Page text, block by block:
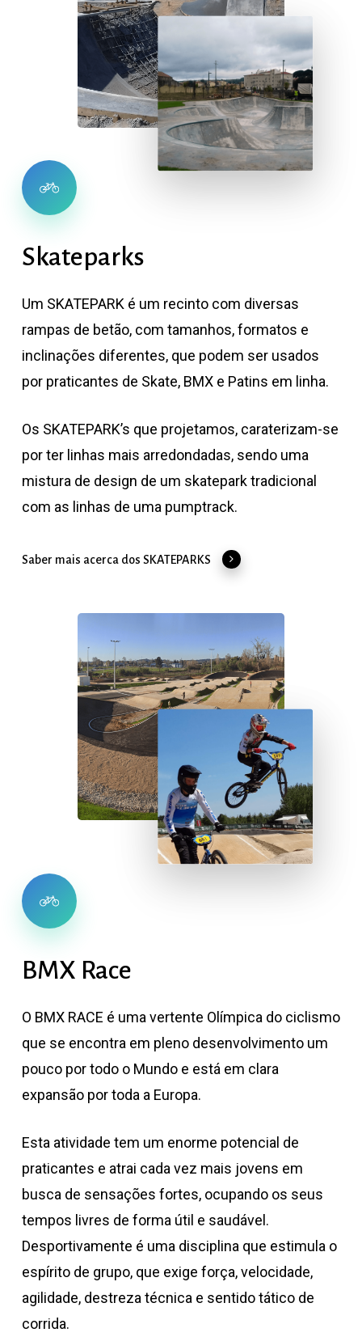
Skateparks
Um SKATEPARK é um recinto com diversas
rampas de betão, com tamanhos, formatos e
inclinações diferentes, que podem ser usados
por praticantes de Skate, BMX e Patins em linha.
Os SKATEPARK’s que projetamos, caraterizam-se
por ter linhas mais arredondadas, sendo uma
mistura de design de um skatepark tradicional
com as linhas de uma pumptrack.
Saber mais acerca dos SKATEPARKS
BMX Race
O BMX RACE é uma vertente Olímpica do ciclismo
que se encontra em pleno desenvolvimento um
pouco por todo o Mundo e está em clara
expansão por toda a Europa.
Esta atividade tem um enorme potencial de
praticantes e atrai cada vez mais jovens em
busca de sensações fortes, ocupando os seus
tempos livres de forma útil e saudável.
Desportivamente é uma disciplina que estimula o
espírito de grupo, que exige força, velocidade,
agilidade, destreza técnica e sentido tático de
corrida.